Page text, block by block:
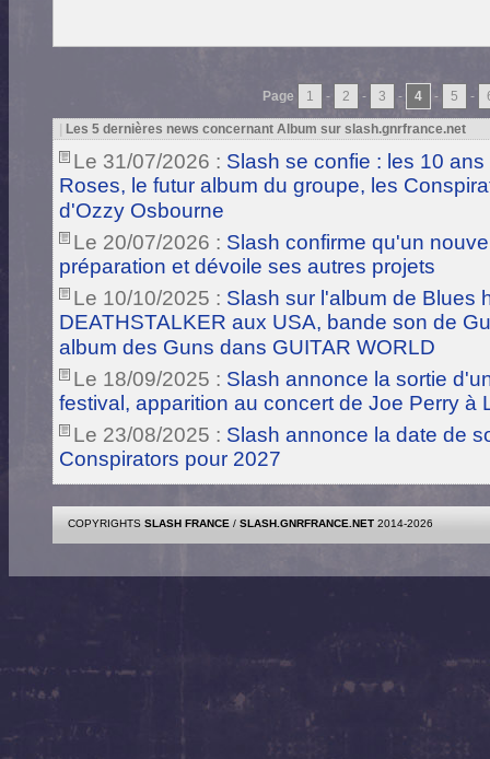
Page 1 - 2 - 3 - 4 - 5 -
Les 5 dernières news concernant Album sur slash.gnrfrance.net
Le 31/07/2026 : Slash se confie : les 10
Roses, le futur album du groupe, les
d'Ozzy Osbourne
Le 20/07/2026 : Slash confirme qu'un
préparation et dévoile ses autres projets
Le 10/10/2025 : Slash sur l'album de Blues
DEATHSTALKER aux USA, bande son de
album des Guns dans GUITAR WORLD
Le 18/09/2025 : Slash annonce la sortie
festival, apparition au concert de Joe Perry à
Le 23/08/2025 : Slash annonce la date de
Conspirators pour 2027
COPYRIGHTS SLASH FRANCE / SLASH.GNRFRANCE.NET 2014-2026